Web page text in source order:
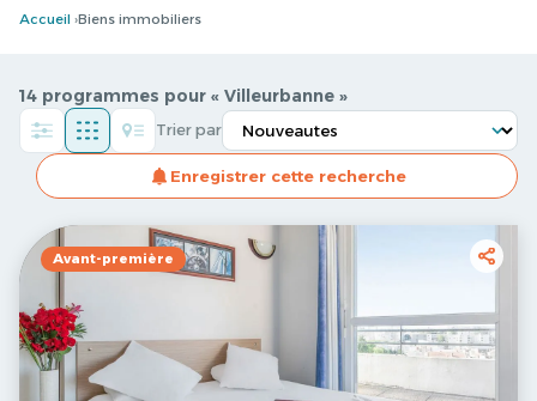
Accueil Biens immobiliers
14 programmes pour « Villeurbanne »
Enregistrer cette recherche
Trier par
Avant-première